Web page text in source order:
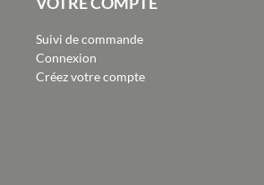
Suivi de commande
Connexion
Créez votre compte